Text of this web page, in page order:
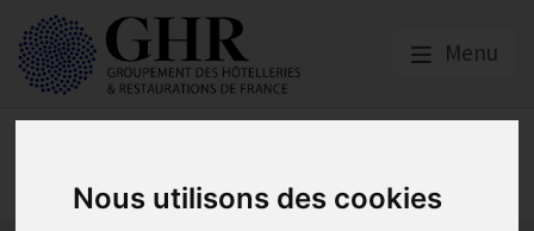
Nous utilisons des cookies
Menu
fiscalité